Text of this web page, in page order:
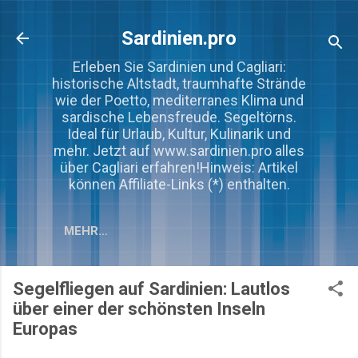
Sardinien.pro
Erleben Sie Sardinien und Cagliari:
historische Altstadt, traumhafte Strände
wie der Poetto, mediterranes Klima und
sardische Lebensfreude. Segeltörns.
Ideal für Urlaub, Kultur, Kulinarik und
mehr. Jetzt auf www.sardinien.pro alles
über Cagliari erfahren!Hinweis: Artikel
können Affiliate-Links (*) enthalten.
MEHR…
Segelfliegen auf Sardinien: Lautlos
über einer der schönsten Inseln
Europas